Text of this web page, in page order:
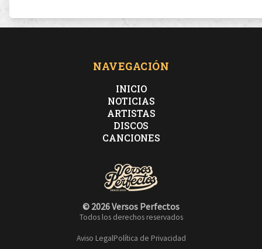
mientras sonrió y personas me miran con asco
me hacen comprender que sus ojos camuflan lo que
fuimos fuertes al recordar muro que derribamos
NAVEGACIÓN
INICIO
NOTICIAS
ARTISTAS
DISCOS
CANCIONES
© 2026 Versos Perfectos
Todos los derechos reservados
Aviso LegalPolítica de Privacidad